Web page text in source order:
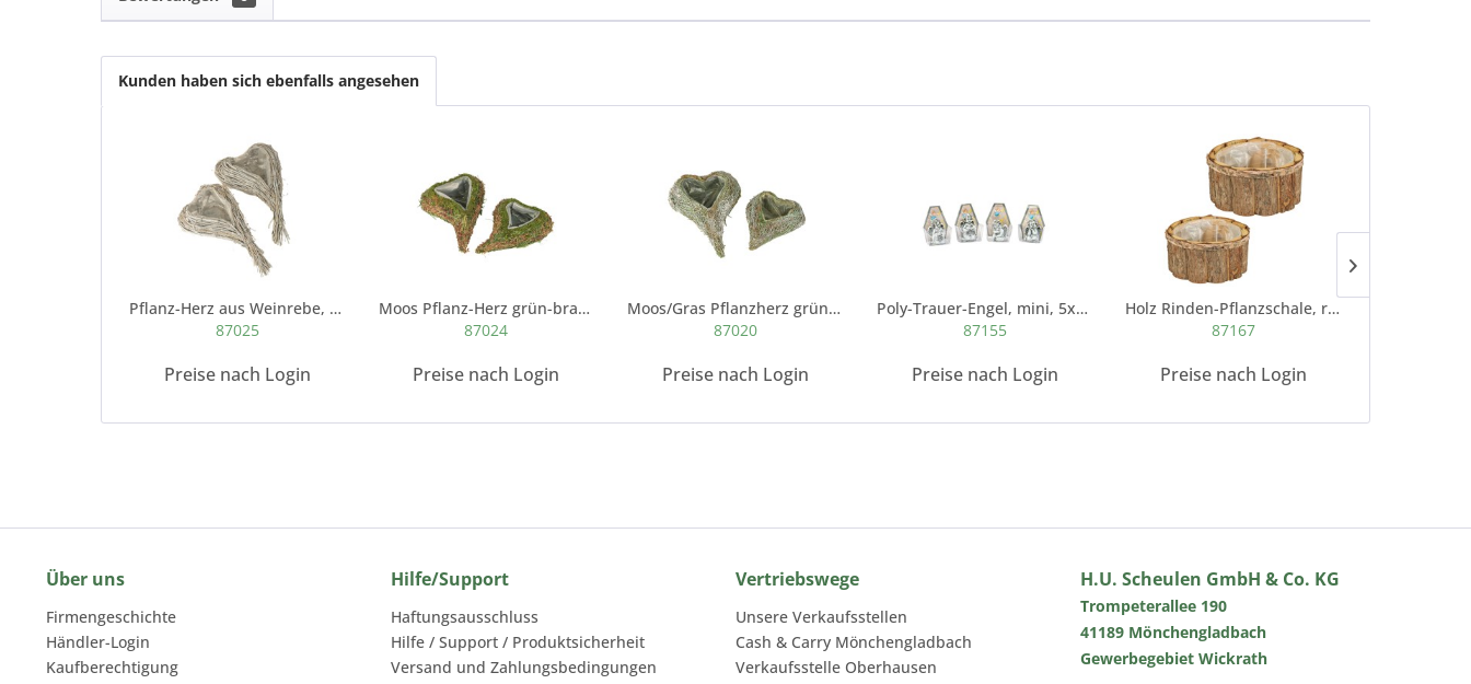
Kunden haben sich ebenfalls angesehen
Pflanz-Herz aus Weinrebe, geschwungen weiß antik
87025
Preise nach Login
Moos Pflanz-Herz grün-braun, geschwungen
87024
Preise nach Login
Moos/Gras Pflanzherz grün-weiß antik
87020
Preise nach Login
Poly-Trauer-Engel, mini, 5x3x7cm, grau- antik,...
87155
Preise nach Login
Holz Rinden-Pflanzschale, rund, natur
87167
Preise nach Login
Über uns
Firmengeschichte
Händler-Login
Kaufberechtigung
Hilfe/Support
Haftungsausschluss
Hilfe / Support / Produktsicherheit
Versand und Zahlungsbedingungen
Vertriebswege
Unsere Verkaufsstellen
Cash & Carry Mönchengladbach
Verkaufsstelle Oberhausen
H.U. Scheulen GmbH & Co. KG
Trompeterallee 190
41189 Mönchengladbach
Gewerbegebiet Wickrath